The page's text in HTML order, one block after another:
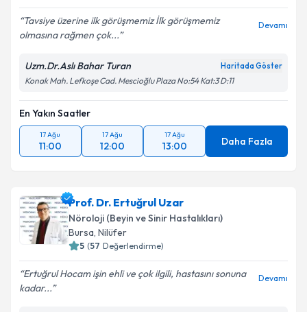
Tavsiye üzerine ilk görüşmemiz İlk görüşmemiz
olmasına rağmen çok...
Devamı
Uzm.Dr.Aslı Bahar Turan Haritada Göster
Konak Mah. Lefkoşe Cad. Mescioğlu Plaza No:54 Kat:3 D:11
En Yakın Saatler
17 Ağu
11:00
17 Ağu
12:00
17 Ağu
13:00 Daha Fazla
Prof. Dr. Ertuğrul Uzar
Nöroloji (Beyin ve Sinir Hastalıkları)
Bursa, Nilüfer
5 (57 Değerlendirme)
Ertuğrul Hocam işin ehli ve çok ilgili, hastasını sonuna
kadar...
Devamı